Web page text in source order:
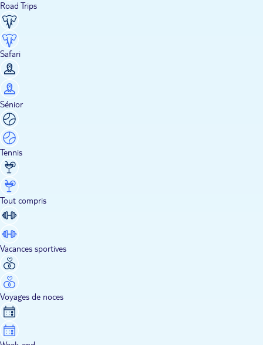
Road Trips
Safari
Sénior
Tennis
Tout compris
Vacances sportives
Voyages de noces